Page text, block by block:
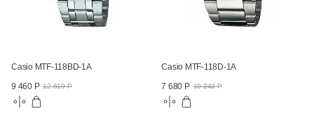
Casio MTF-118BD-1A
9 460 Р 12 619 Р
Casio MTF-118D-1A
7 680 Р 10 243 Р